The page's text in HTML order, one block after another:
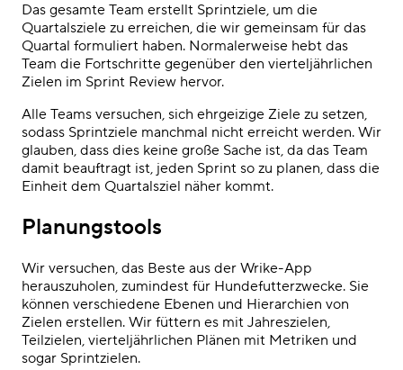
Das gesamte Team erstellt Sprintziele, um die
Quartalsziele zu erreichen, die wir gemeinsam für das
Quartal formuliert haben. Normalerweise hebt das
Team die Fortschritte gegenüber den vierteljährlichen
Zielen im Sprint Review hervor.
Alle Teams versuchen, sich ehrgeizige Ziele zu setzen,
sodass Sprintziele manchmal nicht erreicht werden. Wir
glauben, dass dies keine große Sache ist, da das Team
damit beauftragt ist, jeden Sprint so zu planen, dass die
Einheit dem Quartalsziel näher kommt.
Planungstools
Wir versuchen, das Beste aus der Wrike-App
herauszuholen, zumindest für Hundefutterzwecke. Sie
können verschiedene Ebenen und Hierarchien von
Zielen erstellen. Wir füttern es mit Jahreszielen,
Teilzielen, vierteljährlichen Plänen mit Metriken und
sogar Sprintzielen.